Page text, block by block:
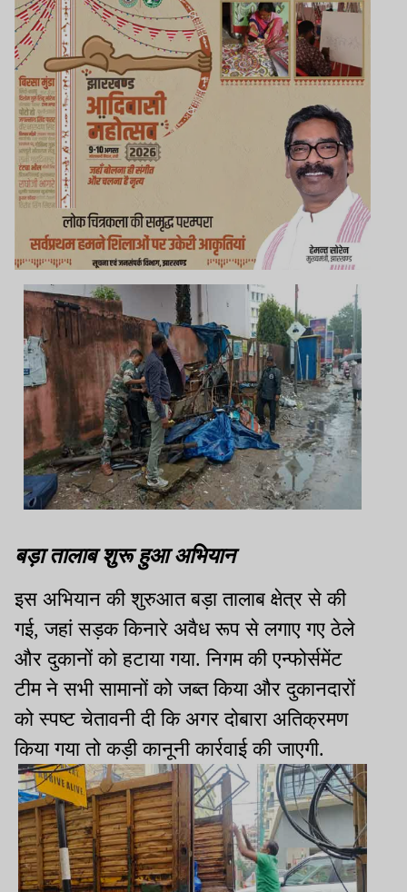
बड़ा तालाब शुरू हुआ अभियान
इस अभियान की शुरुआत बड़ा तालाब क्षेत्र से की
गई, जहां सड़क किनारे अवैध रूप से लगाए गए ठेले
और दुकानों को हटाया गया. निगम की एन्फोर्समेंट
टीम ने सभी सामानों को जब्त किया और दुकानदारों
को स्पष्ट चेतावनी दी कि अगर दोबारा अतिक्रमण
किया गया तो कड़ी कानूनी कार्रवाई की जाएगी.